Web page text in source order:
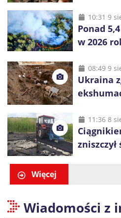
10:31 9
Ponad
w 2026
08:49 9
Ukraina
i Ugły
11:36 8
Więcej
Wiadomości z